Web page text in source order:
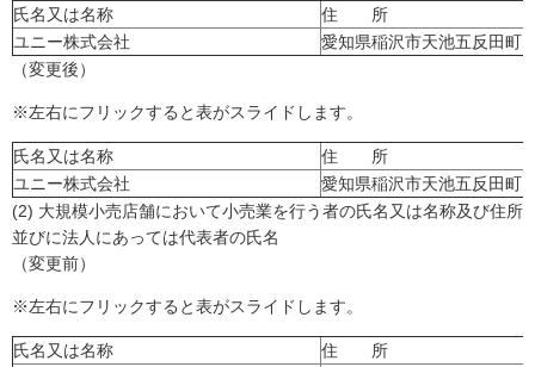
氏名又は名称
住 所
ユニー株式会社
愛知県稲沢市天池五反田町1
（変更後）
※左右にフリックすると表がスライドします。
氏名又は名称
住 所
ユニー株式会社
愛知県稲沢市天池五反田町1
(2) 大規模小売店舗において小売業を行う者の氏名又は名称及び住所
並びに法人にあっては代表者の氏名
（変更前）
※左右にフリックすると表がスライドします。
氏名又は名称
住 所